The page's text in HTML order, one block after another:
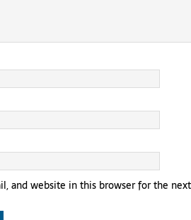
and website in this browser for the